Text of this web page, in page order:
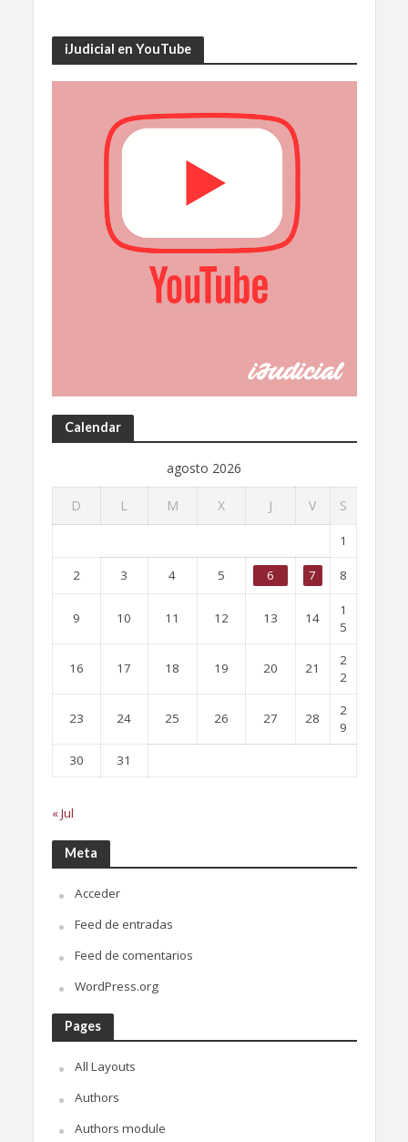
iJudicial en YouTube
Calendar
agosto 2026
D L M X J V S
1
2 3 4 5 6 7 8
9 10 11 12 13 14
1
5
16 17 18 19 20 21
2
2
23 24 25 26 27 28
2
9
30
31
« Jul
Meta
Acceder
Feed de entradas
Feed de comentarios
WordPress.org
Pages
All Layouts
Authors
Authors module